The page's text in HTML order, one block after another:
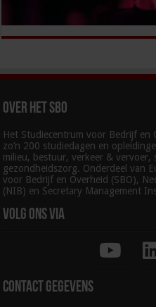
Over het SBO
Het Studiecentrum voor Bedrijf en
zo’n 200 studiedagen en
milieu, bestuur, verkeer & vervoer,
gezondheidszorg. Onderdeel van
voor Bedrijf en Overheid (SBO),
(NIB) en Secretary Management
Volg ons via
Contact gegevens